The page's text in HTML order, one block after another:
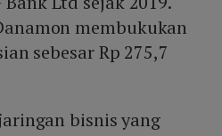
membukukan
sebesar Rp 275,7
bisnis yang